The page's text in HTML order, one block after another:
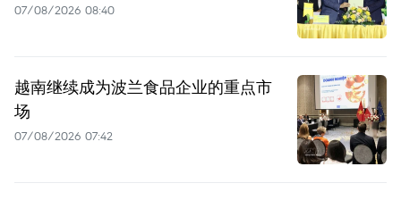
07/08/2026 08:40
越南继续成为波兰食品企业的重点市
场
07/08/2026 07:42